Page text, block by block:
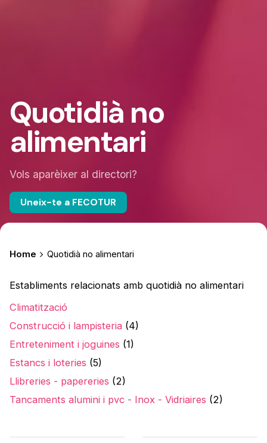
Quotidià no
alimentari
Vols aparèixer al directori?
Uneix-te a FECOTUR
Home Quotidià no alimentari
Establiments relacionats amb quotidià no alimentari
Climatització
Construcció i lampisteria (4)
Entreteniment i joguines (1)
Estancs i loteries (5)
Llibreries - papereries (2)
Tancaments alumini i pvc - Inox - Vidriaires (2)